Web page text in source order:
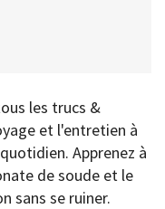
les trucs &
et l'entretien à
Apprenez à
de soude et le
sans se ruiner.